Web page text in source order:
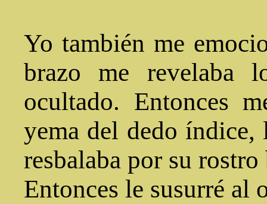
Yo también me
brazo me revelaba
ocultado. Entonces
yema del dedo índice,
resbalaba por su
Entonces le susurré al